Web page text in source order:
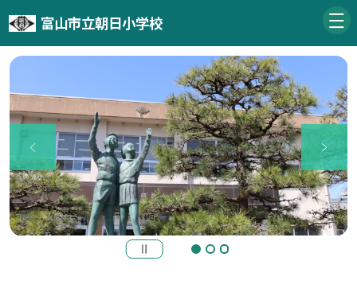
富山市立朝日小学校